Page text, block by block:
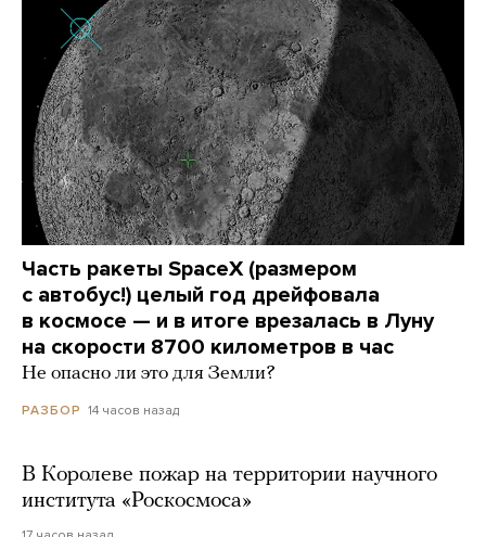
Часть ракеты SpaceX (размером
с автобус!) целый год дрейфовала
в космосе — и в итоге врезалась в Луну
на скорости 8700 километров в час
Не опасно ли это для Земли?
РАЗБОР 14 часов назад
В Королеве пожар на территории научного
института «Роскосмоса»